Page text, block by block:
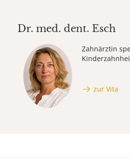
Dr. med. dent. Esch
Zahnärztin
zur Vita